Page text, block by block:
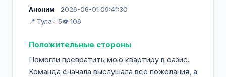
Аноним
2026-06-01 09:41:30
📍 Тула⭐ 5👁️ 106
Положительные стороны
Помогли превратить мою квартиру в оазис.
Команда сначала выслушала все пожелания, а